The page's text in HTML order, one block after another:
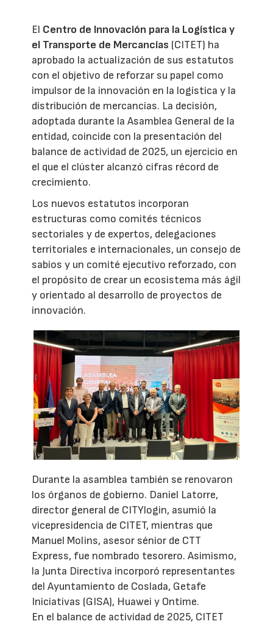
El Centro de Innovación para la Logística y
el Transporte de Mercancías (CITET) ha
aprobado la actualización de sus estatutos
con el objetivo de reforzar su papel como
impulsor de la innovación en la logística y la
distribución de mercancías. La decisión,
adoptada durante la Asamblea General de la
entidad, coincide con la presentación del
balance de actividad de 2025, un ejercicio en
el que el clúster alcanzó cifras récord de
crecimiento.
Los nuevos estatutos incorporan
estructuras como comités técnicos
sectoriales y de expertos, delegaciones
territoriales e internacionales, un consejo de
sabios y un comité ejecutivo reforzado, con
el propósito de crear un ecosistema más ágil
y orientado al desarrollo de proyectos de
innovación.
Durante la asamblea también se renovaron
los órganos de gobierno. Daniel Latorre,
director general de CITYlogin, asumió la
vicepresidencia de CITET, mientras que
Manuel Molins, asesor sénior de CTT
Express, fue nombrado tesorero. Asimismo,
la Junta Directiva incorporó representantes
del Ayuntamiento de Coslada, Getafe
Iniciativas (GISA), Huawei y Ontime.
En el balance de actividad de 2025, CITET